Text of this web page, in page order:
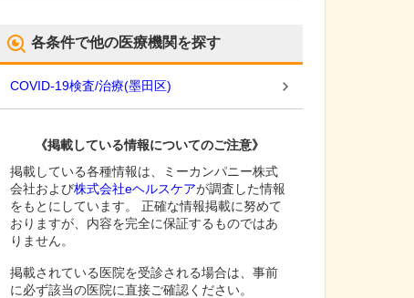
各条件で他の医療機関を探す
COVID-19検査/治療(墨田区)
《掲載している情報についてのご注意》
掲載している各種情報は、ミーカンパニー株式
会社および株式会社eヘルスケアが調査した情報
をもとにしています。 正確な情報掲載に努めて
おりますが、内容を完全に保証するものではあ
りません。
掲載されている医院を受診される場合は、事前
に必ず該当の医院に直接ご確認ください。